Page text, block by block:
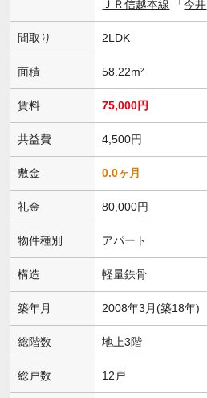
ＪＲ信越本線 「今井
間取り 2LDK
面積 58.22m²
賃料 75,000円
共益費 4,500円
敷金 0.0ヶ月
礼金 80,000円
物件種別 アパート
構造 軽量鉄骨
築年月 2008年3月(築18年)
総階数 地上3階
総戸数 12戸